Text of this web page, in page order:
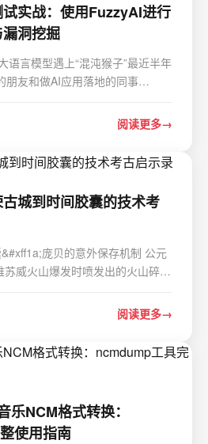
实战：使用FuzzyAI进行
洞挖掘
语言模型遇上“混沌猴子”最近半年
朋友和做AI应用落地的同事
&#xff08;LLM&#xff09;&#xff0c;它
阅读更多
城到时间胶囊的技术考
庞贝的意外保存机制 公元
威火山爆发时喷发出的火山碎屑
座城市。这种极端环境反而形
——火山灰中的硅酸盐成分与…
阅读更多
乐NCM格式转换：
使用指南